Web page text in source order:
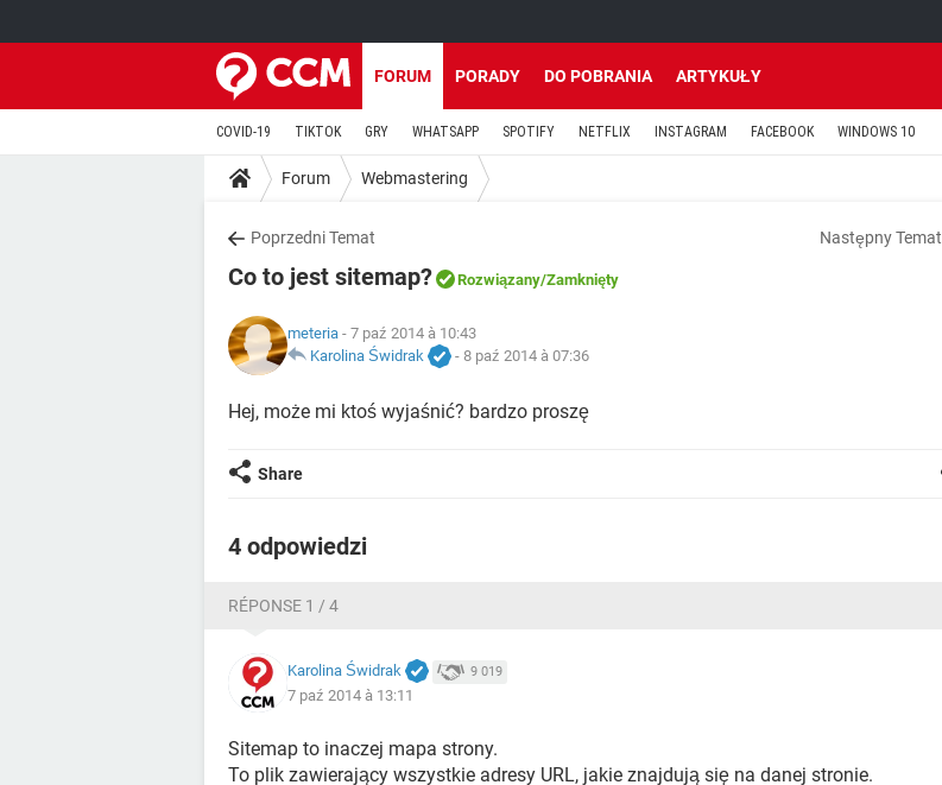
FORUM PORADY DO POBRANIA ARTYKUŁY
COVID-19 TIKTOK GRY WHATSAPP SPOTIFY NETFLIX INSTAGRAM FACEBOOK WINDOWS 10
Forum Webmastering
Poprzedni Temat Następny Temat
Co to jest sitemap? Rozwiązany/Zamknięty
meteria - 7 paź 2014 à 10:43
Karolina Świdrak
- 8 paź 2014 à 07:36
Hej, może mi ktoś wyjaśnić? bardzo proszę
Share
4 odpowiedzi
RÉPONSE 1 / 4
Karolina Świdrak 9 019
7 paź 2014 à 13:11
Sitemap to inaczej mapa strony.
To plik zawierający wszystkie adresy URL, jakie znajdują się na danej stronie.